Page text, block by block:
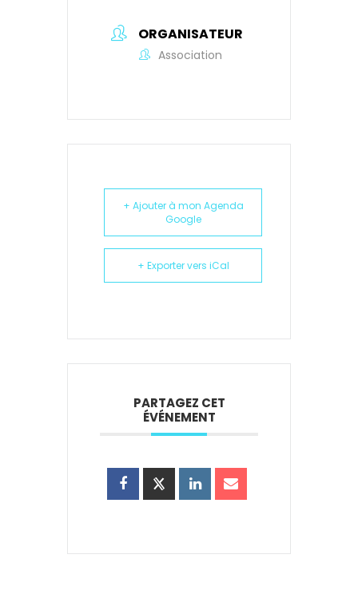
ORGANISATEUR
Association
+ Ajouter à mon Agenda
Google
+ Exporter vers iCal
PARTAGEZ CET
ÉVÉNEMENT